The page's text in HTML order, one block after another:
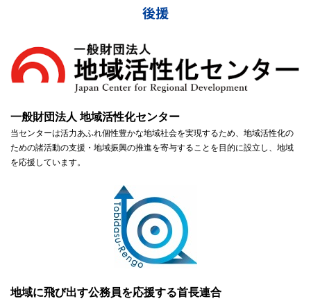
後援
一般財団法人 地域活性化センター
当センターは活力あふれ個性豊かな地域社会を実現するため、地域活性化の
ための諸活動の支援・地域振興の推進を寄与することを目的に設立し、地域
を応援しています。
地域に飛び出す公務員を応援する首長連合